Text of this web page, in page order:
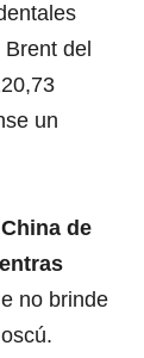
del
un
de
no brinde